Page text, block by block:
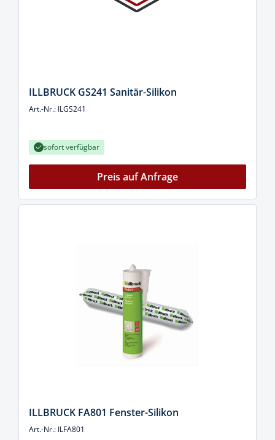
ILLBRUCK GS241 Sanitär-Silikon
Art.-Nr.: ILGS241
sofort verfügbar
Preis auf Anfrage
ILLBRUCK FA801 Fenster-Silikon
Art.-Nr.: ILFA801